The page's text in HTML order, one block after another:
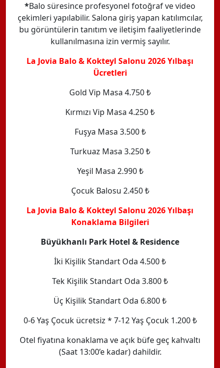
*Balo süresince profesyonel fotoğraf ve video
çekimleri yapılabilir. Salona giriş yapan katılımcılar,
bu görüntülerin tanıtım ve iletişim faaliyetlerinde
kullanılmasına izin vermiş sayılır.
La Jovia Balo & Kokteyl Salonu 2026 Yılbaşı
Ücretleri
Gold Vip Masa 4.750 ₺
Kırmızı Vip Masa 4.250 ₺
Fuşya Masa 3.500 ₺
Turkuaz Masa 3.250 ₺
Yeşil Masa 2.990 ₺
Çocuk Balosu 2.450 ₺
La Jovia Balo & Kokteyl Salonu 2026 Yılbaşı
Konaklama Bilgileri
Büyükhanlı Park Hotel & Residence
İki Kişilik Standart Oda 4.500 ₺
Tek Kişilik Standart Oda 3.800 ₺
Üç Kişilik Standart Oda 6.800 ₺
0-6 Yaş Çocuk ücretsiz * 7-12 Yaş Çocuk 1.200 ₺
Otel fiyatına konaklama ve açık büfe geç kahvaltı
(Saat 13:00’e kadar) dahildir.